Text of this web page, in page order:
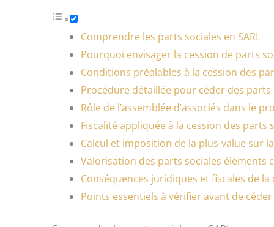
Comprendre les parts sociales en SARL
Pourquoi envisager la cession de parts
Conditions préalables à la cession des
Procédure détaillée pour céder des parts
Rôle de l’assemblée d’associés dans le
Fiscalité appliquée à la cession des parts
Calcul et imposition de la plus-value sur
Valorisation des parts sociales éléments
Conséquences juridiques et fiscales de la
Points essentiels à vérifier avant de